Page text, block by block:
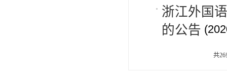
浙江外国
的公告
共